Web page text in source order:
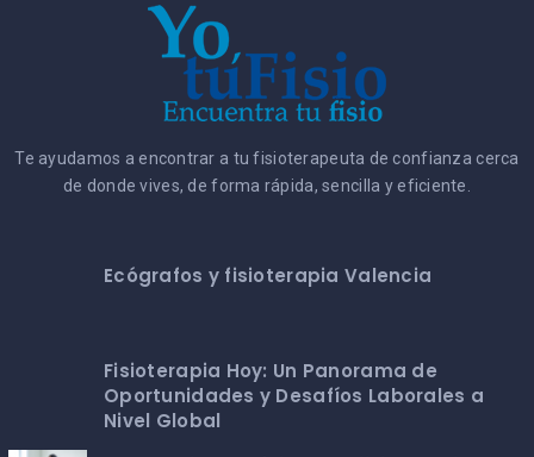
Te ayudamos a encontrar a tu fisioterapeuta de confianza cerca
de donde vives, de forma rápida, sencilla y eficiente.
Ecógrafos y fisioterapia Valencia
Fisioterapia Hoy: Un Panorama de
Oportunidades y Desafíos Laborales a
Nivel Global